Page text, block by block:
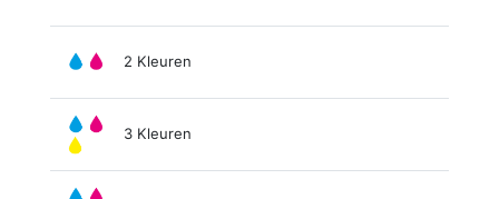
2 Kleuren
3 Kleuren